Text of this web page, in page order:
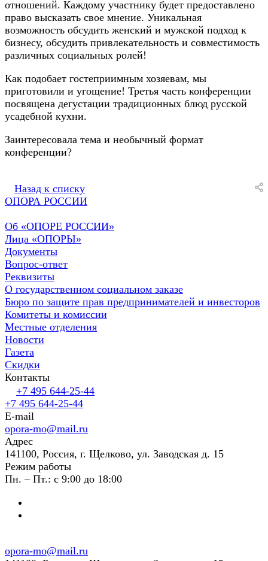
отношений. Каждому участнику будет предоставлено
право высказать свое мнение. Уникальная
возможность обсудить женский и мужской подход к
бизнесу, обсудить привлекательность и совместимость
различных социальных ролей!
Как подобает гостеприимным хозяевам, мы
приготовили и угощение! Третья часть конференции
посвящена дегустации традиционных блюд русской
усадебной кухни.
Заинтересовала тема и необычный формат
конференции?
Назад к списку
ОПОРА РОССИИ
Об «ОПОРЕ РОССИИ»
Лица «ОПОРЫ»
Документы
Вопрос-ответ
Реквизиты
О государственном социальном заказе
Бюро по защите прав предпринимателей и инвесторов
Комитеты и комиссии
Местные отделения
Новости
Газета
Скидки
Контакты
+7 495 644-25-44
+7 495 644-25-44
E-mail
opora-mo@mail.ru
Адрес
141100, Россия, г. Щелково, ул. Заводская д. 15
Режим работы
Пн. – Пт.: с 9:00 до 18:00
opora-mo@mail.ru